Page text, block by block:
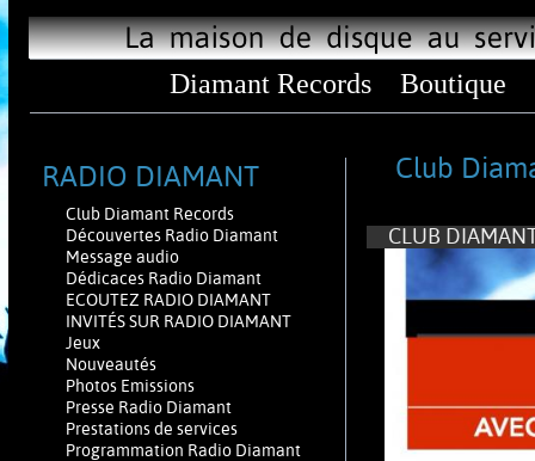
Diamant Records Boutique
RADIO DIAMANT
Club Diamant Records
Découvertes Radio Diamant
Message audio
Dédicaces Radio Diamant
ECOUTEZ RADIO DIAMANT
INVITÉS SUR RADIO DIAMANT
Jeux
Nouveautés
Photos Emissions
Presse Radio Diamant
Prestations de services
Programmation Radio Diamant
Club
CLUB